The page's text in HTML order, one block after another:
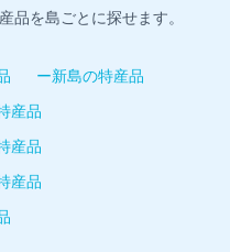
品を島ごとに探せます。
ー新島の特産品
産品
産品
産品